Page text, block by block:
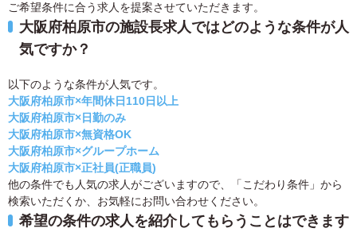
ご希望条件に合う求人を提案させていただきます。
大阪府柏原市の施設長求人ではどのような条件が人
気ですか？
以下のような条件が人気です。
大阪府柏原市×年間休日110日以上
大阪府柏原市×日勤のみ
大阪府柏原市×無資格OK
大阪府柏原市×グループホーム
大阪府柏原市×正社員(正職員)
他の条件でも人気の求人がございますので、「こだわり条件」から
検索いただくか、お気軽にお問い合わせください。
希望の条件の求人を紹介してもらうことはできます